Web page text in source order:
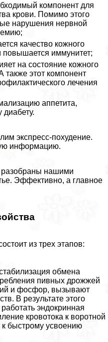
компонент для
крови. Помимо этого
нарушения нервной
качество кожного
повышается иммунитет;
на состояние кожного
также этот компонент
лечения
аппетита,
диабету.
экспресс-похудение.
информацию.
разобраны нашими
Эффективно, а главное
из трех этапов:
обмена
пивных дрожжей
и фосфор, вызывают
В результате этого
эндокринная
кровотока к воротной
к быстрому усвоению